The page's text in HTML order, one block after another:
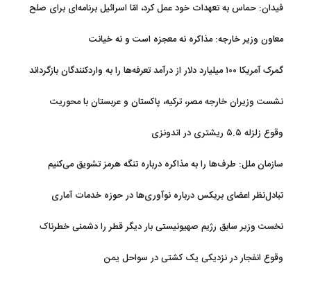
فیدان: حماس به تعهدات خود عمل کرد، امّا اسرائیل برنامه‌ای برای صلح
معاون وزیر خارجه: مذاکره نه معجزه است و نه خیانت
گمرک آمریکا ۱۰۰ میلیارد دلار از درآمد تعرفه‌ها را به واردکنندگان بازگرداند
نشست وزیران خارجه مصر، ترکیه، پاکستان و عربستان با محوریت
وقوع زلزله ۵.۵ ریشتری در اندونزی
سازمان ملل: طرف‌ها را به مذاکره درباره تنگه هرمز تشویق می‌کنیم
تبادل‌نظر اعضای بریکس درباره نوآوری‌ها در حوزه خدمات آماری
نخست وزیر سابق رژیم صهیونیستی بار دیگر قطر را دشمنی خطرناک
وقوع انفجار در نزدیکی یک کشتی در سواحل یمن